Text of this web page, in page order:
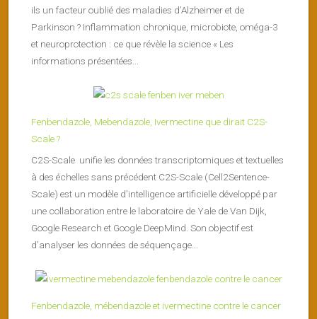
ils un facteur oublié des maladies d’Alzheimer et de
Parkinson ? Inflammation chronique, microbiote, oméga-3
et neuroprotection : ce que révèle la science « Les
informations présentées...
Fenbendazole, Mebendazole, Ivermectine que dirait C2S-
Scale ?
C2S-Scale unifie les données transcriptomiques et textuelles
à des échelles sans précédent C2S-Scale (Cell2Sentence-
Scale) est un modèle d’intelligence artificielle développé par
une collaboration entre le laboratoire de Yale de Van Dijk,
Google Research et Google DeepMind. Son objectif est
d’analyser les données de séquençage...
Fenbendazole, mébendazole et ivermectine contre le cancer